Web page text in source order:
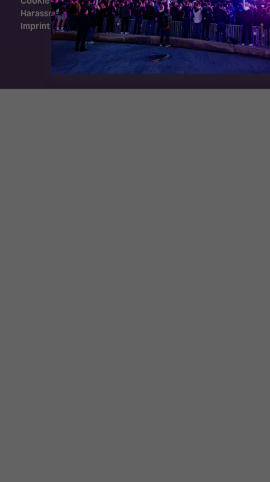
Harassment Policy
Imprint
Exhibition Website by ASP